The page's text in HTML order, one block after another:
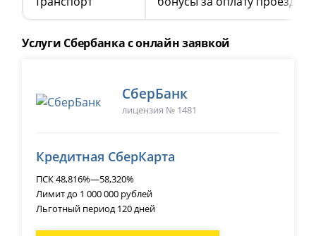
Услуги Сбербанка с онлайн заявкой
СберБанк
лицензия № 1481
Кредитная СберКарта
ПСК 48,816%—58,320%
Лимит до 1 000 000 рублей
Льготный период 120 дней